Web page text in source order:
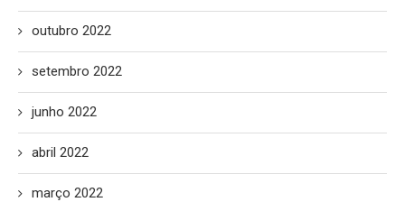
outubro 2022
setembro 2022
junho 2022
abril 2022
março 2022